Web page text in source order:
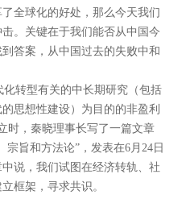
全球化的好处，那么今天我们
。关键在于我们能否从中国今
答案，从中国过去的失败中和
转型有关的中长期研究（包括
思想性建设）为目的的非盈利
时，秦晓理事长写了一篇文章
旨和方法论”，发表在6月24日
说，我们试图在经济转轨、社
框架，寻求共识。